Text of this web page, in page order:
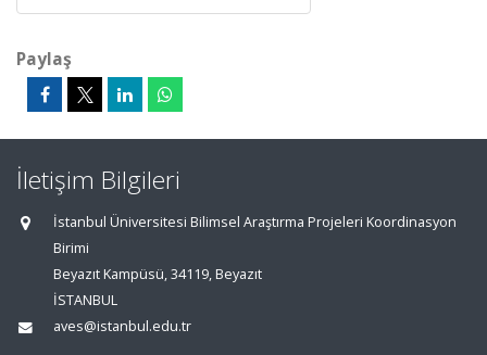
Paylaş
İletişim Bilgileri
İstanbul Üniversitesi Bilimsel Araştırma Projeleri Koordinasyon
Birimi
Beyazıt Kampüsü, 34119, Beyazıt
İSTANBUL
aves@istanbul.edu.tr